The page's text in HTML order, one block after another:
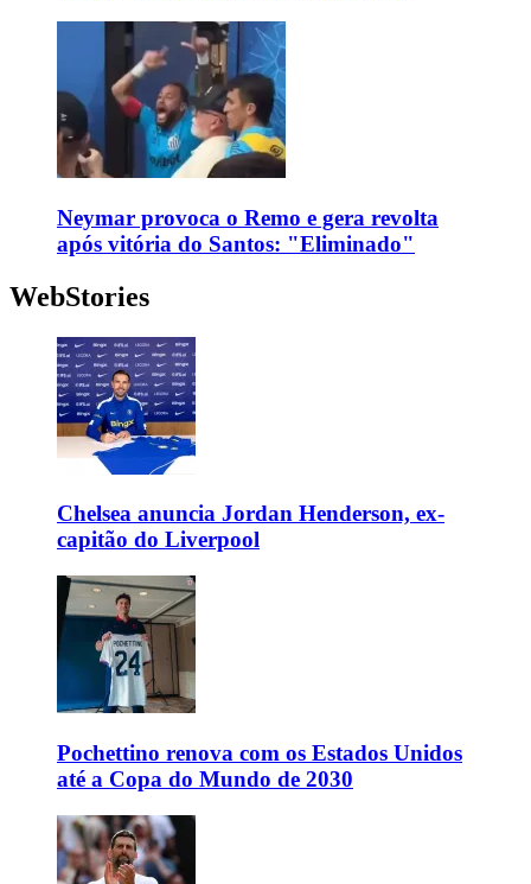
Neymar provoca o Remo e gera revolta
após vitória do Santos: "Eliminado"
WebStories
Chelsea anuncia Jordan Henderson, ex-
capitão do Liverpool
Pochettino renova com os Estados Unidos
até a Copa do Mundo de 2030